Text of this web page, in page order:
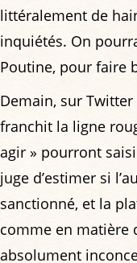
littéralement de
inquiétés. On
Poutine, pour faire
Demain, sur
franchit la ligne
agir » pourront
juge d’estimer si
sanctionné, et la
comme en matière
absolument